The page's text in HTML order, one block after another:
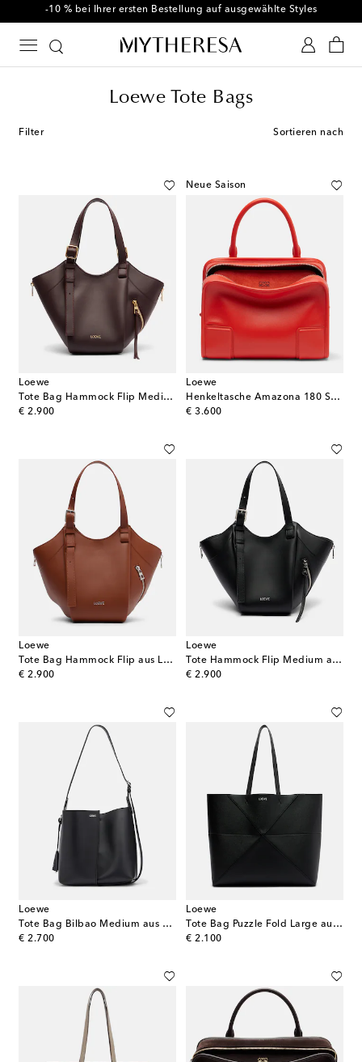
-10 % bei Ihrer ersten Bestellung auf ausgewählte Styles
Loewe Tote Bags
Filter Sortieren nach
Loewe
Tote Bag Hammock Flip Medium aus Leder
€ 2.900
original price
Neue Saison
Loewe
Henkeltasche Amazona 180 Small aus Leder
€ 3.600
original price
Loewe
Tote Bag Hammock Flip aus Leder
€ 2.900
original price
Loewe
Tote Hammock Flip Medium aus Leder
€ 2.900
original price
Loewe
Tote Bag Bilbao Medium aus Leder
€ 2.700
original price
Loewe
Tote Bag Puzzle Fold Large aus Leder
€ 2.100
original price